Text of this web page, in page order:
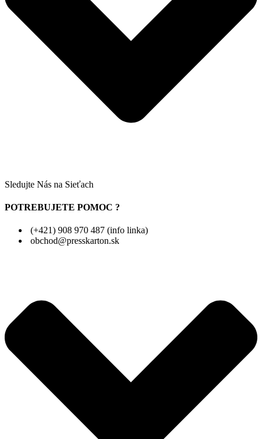
Sledujte Nás na Sieťach
POTREBUJETE POMOC ?
(+421) 908 970 487 (info linka)
obchod@presskarton.sk